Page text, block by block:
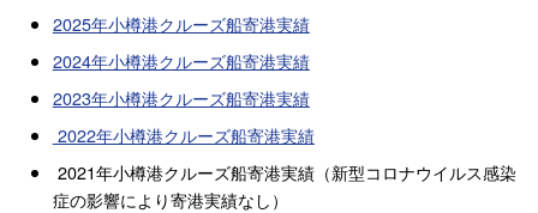
2025年小樽港クルーズ船寄港実績
2024年小樽港クルーズ船寄港実績
2023年小樽港クルーズ船寄港実績
2022年小樽港クルーズ船寄港実績
2021年小樽港クルーズ船寄港実績（新型コロナウイルス感染
症の影響により寄港実績なし）